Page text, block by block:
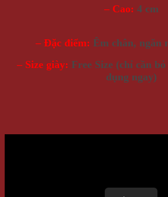
– Cao: 4 cm
– Đặc điểm: Êm chân, ngăn
– Size giày: Free Size (chỉ cần
dụng ngay)